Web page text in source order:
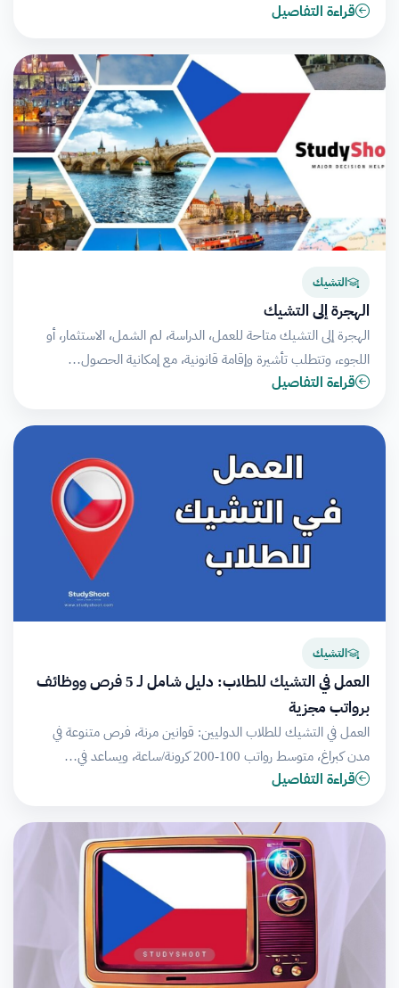
قراءة التفاصيل
التشيك
الهجرة إلى التشيك
الهجرة إلى التشيك متاحة للعمل، الدراسة، لم الشمل، الاستثمار، أو
اللجوء، وتتطلب تأشيرة وإقامة قانونية، مع إمكانية الحصول…
قراءة التفاصيل
التشيك
العمل في التشيك للطلاب: دليل شامل لـ 5 فرص ووظائف
برواتب مجزية
العمل في التشيك للطلاب الدوليين: قوانين مرنة، فرص متنوعة في
مدن كبراغ، متوسط رواتب 100-200 كرونة/ساعة، ويساعد في…
قراءة التفاصيل